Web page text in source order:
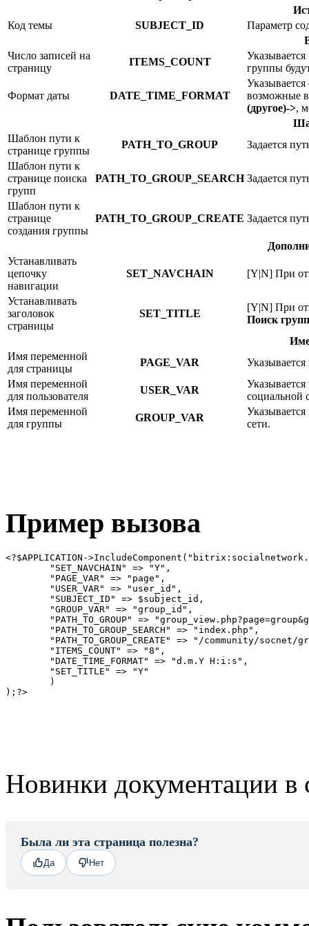
Код темы
SUBJECT_ID
Параметр
Число записей на
страницу
ITEMS_COUNT
группы
Формат даты DATE_TIME_FORMAT
возможные
(другое)->,
Шаблон пути к
странице группы
PATH_TO_GROUP
Задается
Шаблон пути к
странице поиска
групп
PATH_TO_GROUP_SEARCH Задается
Шаблон пути к
странице
создания группы
PATH_TO_GROUP_CREATE Задается
Устанавливать
цепочку
навигации
SET_NAVCHAIN [Y|N] При
Устанавливать
заголовок
страницы
SET_TITLE
[Y|N] При
Поиск групп
Имя переменной
для страницы
PAGE_VAR
Имя переменной
для пользователя
USER_VAR
социальной
Имя переменной
для группы
GROUP_VAR
сети.
Пример вызова
<?$APPLICATION-
Новинки документации в
Была ли эта страница полезна?
Да Нет